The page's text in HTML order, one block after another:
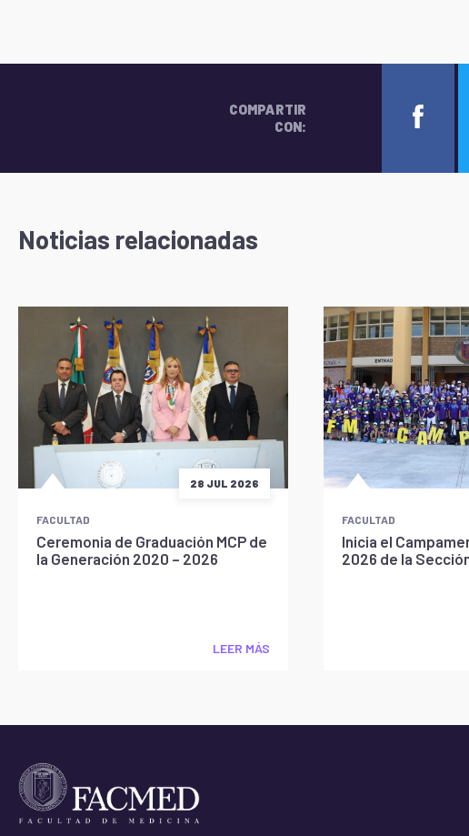
COMPARTIR
CON:
Noticias relacionadas
28 JUL 2026
FACULTAD
Ceremonia de Graduación MCP de
la Generación 2020 – 2026
LEER MÁS
FACULTAD
Inicia el
2026 de la Sección